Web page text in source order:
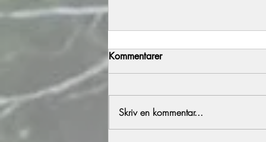
Årets föl del 2
Kommentarer
Skriv en kommentar...